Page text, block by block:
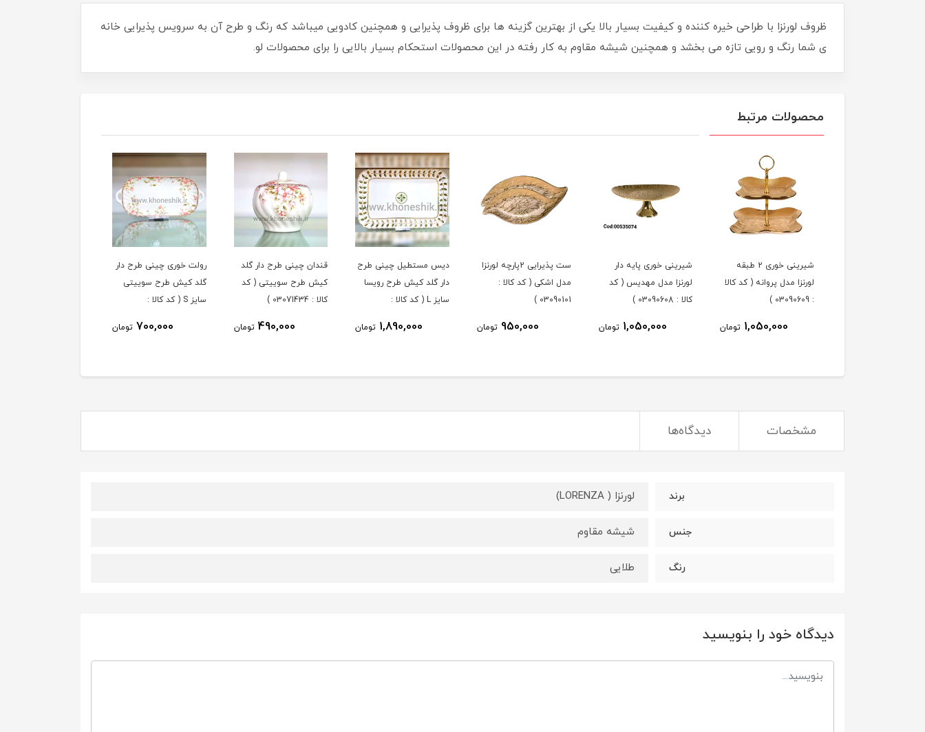
ظروف لورنزا با طراحی خیره کننده و کیفیت بسیار بالا یکی از بهترین گزینه ها برای ظروف پذیرایی و همچنین کادویی میباشد که رنگ و طرح آن به سرویس پذیرایی خانه
ی شما رنگ و رویی تازه می بخشد و همچنین شیشه مقاوم به کار رفته در این محصولات استحکام بسیار بالایی را برای محصولات لو.
محصولات مرتبط
شیرینی خوری 2 طبقه
لورنزا مدل پروانه ( کد کالا
: 03090609 )
1,050,000 تومان
شیرینی خوری پایه دار
لورنزا مدل مهدیس ( کد
کالا : 03090608 )
1,050,000 تومان
ست پذیرایی 2پارچه لورنزا
مدل اشکی ( کد کالا :
03090101 )
950,000 تومان
دیس مستطیل چینی طرح
دار گلد کیش طرح رویسا
سایز L ( کد کالا :
1,890,000 تومان
قندان چینی طرح دار گلد
کیش طرح سوییتی ( کد
کالا : 03071434 )
490,000 تومان
رولت خوری چینی طرح دار
گلد کیش طرح سوییتی
سایز S ( کد کالا :
700,000 تومان
مشخصات دیدگاه‌ها
برند لورنزا ( LORENZA)
جنس شیشه مقاوم
رنگ طلایی
دیدگاه خود را بنویسید